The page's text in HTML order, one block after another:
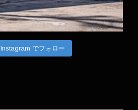
Instagram でフォロー